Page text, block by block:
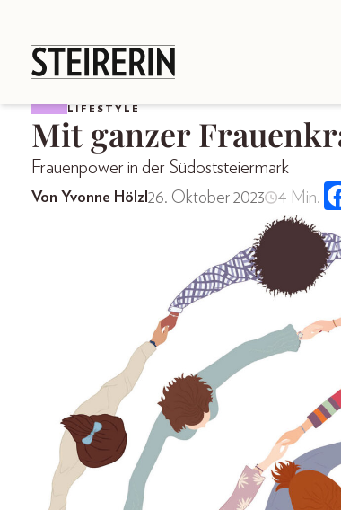
LIFESTYLE
Mit ganzer
Frauenpower in der Südoststeiermark
Von Yvonne Hölzl 26. Oktober 2023 4 Min.